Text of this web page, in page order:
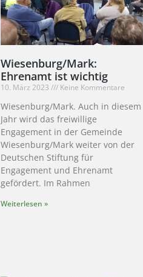
Wiesenburg/Mark:
Ehrenamt ist wichtig
10. März 2023 Keine Kommentare
Wiesenburg/Mark. Auch in diesem
Jahr wird das freiwillige
Engagement in der Gemeinde
Wiesenburg/Mark weiter von der
Deutschen Stiftung für
Engagement und Ehrenamt
gefördert. Im Rahmen
Weiterlesen »